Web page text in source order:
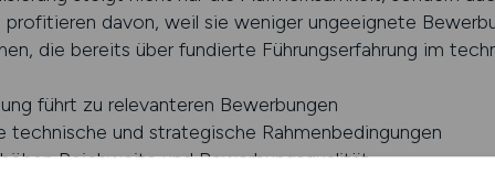
profitieren davon, weil sie weniger ungeeignete
die bereits über fundierte Führungserfahrung im
führt zu relevanteren Bewerbungen
technische und strategische Rahmenbedingungen
Reichweite und Bewerbungsqualität